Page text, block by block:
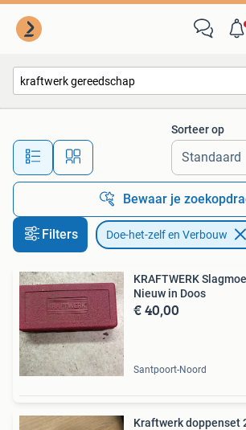
Alle afstanden…
Sorteer op
Bewaar je
Filters Doe-het-zelf en Verbouw
KRAFTWERK
Nieuw in Doos
€ 40,00
Santpoort-Noord
Kraftwerk doppenset